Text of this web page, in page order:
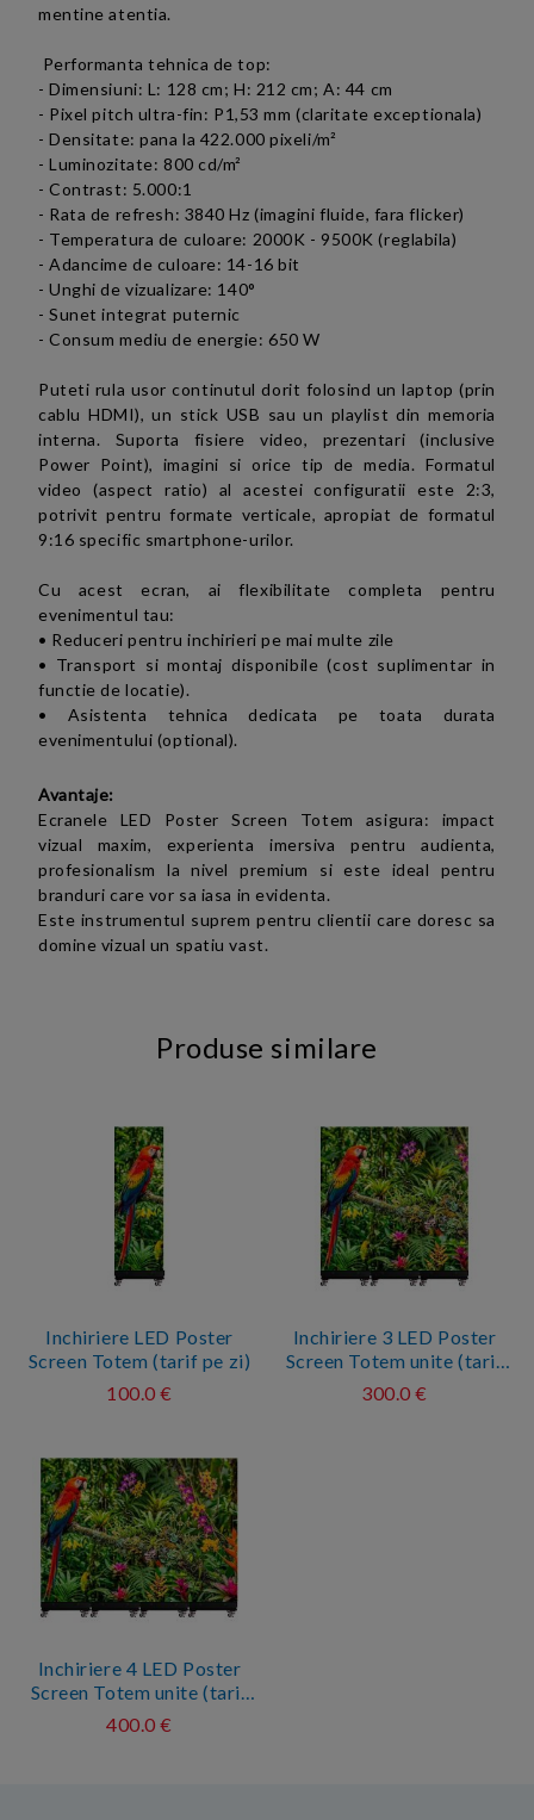
mentine atentia.
Performanta tehnica de top:
- Dimensiuni: L: 128 cm; H: 212 cm; A: 44 cm
- Pixel pitch ultra-fin: P1,53 mm (claritate exceptionala)
- Densitate: pana la 422.000 pixeli/m²
- Luminozitate: 800 cd/m²
- Contrast: 5.000:1
- Rata de refresh: 3840 Hz (imagini fluide, fara flicker)
- Temperatura de culoare: 2000K - 9500K (reglabila)
- Adancime de culoare: 14-16 bit
- Unghi de vizualizare: 140°
- Sunet integrat puternic
- Consum mediu de energie: 650 W
Puteti rula usor continutul dorit folosind un laptop (prin
cablu HDMI), un stick USB sau un playlist din memoria
interna. Suporta fisiere video, prezentari (inclusive
Power Point), imagini si orice tip de media. Formatul
video (aspect ratio) al acestei configuratii este 2:3,
potrivit pentru formate verticale, apropiat de formatul
9:16 specific smartphone-urilor.
Cu acest ecran, ai flexibilitate completa pentru
evenimentul tau:
• Reduceri pentru inchirieri pe mai multe zile
• Transport si montaj disponibile (cost suplimentar in
functie de locatie).
• Asistenta tehnica dedicata pe toata durata
evenimentului (optional).
Avantaje:
Ecranele LED Poster Screen Totem asigura: impact
vizual maxim, experienta imersiva pentru audienta,
profesionalism la nivel premium si este ideal pentru
branduri care vor sa iasa in evidenta.
Este instrumentul suprem pentru clientii care doresc sa
domine vizual un spatiu vast.
Produse similare
Inchiriere LED Poster
Screen Totem (tarif pe zi)
100.0 €
Inchiriere 3 LED Poster
Screen Totem unite (tarif
pe zi)
300.0 €
Inchiriere 4 LED Poster
Screen Totem unite (tarif
pe zi)
400.0 €